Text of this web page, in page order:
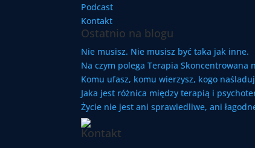
Podcast
Kontakt
Ostatnio na blogu
Nie musisz. Nie musisz być taka jak inne.
Na czym polega Terapia Skoncentrowana
Komu ufasz, komu wierzysz, kogo
Jaka jest różnica między terapią i
Życie nie jest ani sprawiedliwe, ani
Kontakt